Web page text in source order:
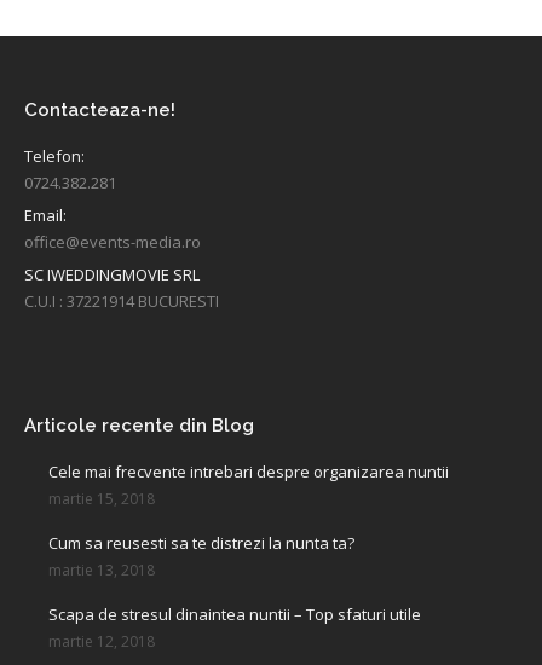
Contacteaza-ne!
Telefon:
0724.382.281
Email:
office@events-media.ro
SC IWEDDINGMOVIE SRL
C.U.I : 37221914 BUCURESTI
Articole recente din Blog
Cele mai frecvente intrebari despre organizarea nuntii
martie 15, 2018
Cum sa reusesti sa te distrezi la nunta ta?
martie 13, 2018
Scapa de stresul dinaintea nuntii – Top sfaturi utile
martie 12, 2018